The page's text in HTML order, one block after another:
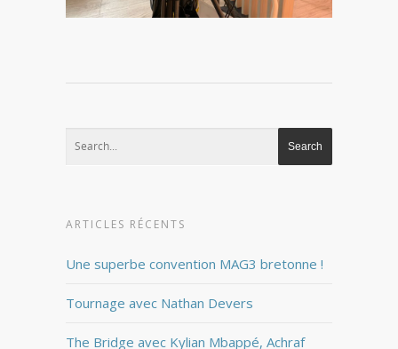
ARTICLES RÉCENTS
Une superbe convention MAG3 bretonne !
Tournage avec Nathan Devers
The Bridge avec Kylian Mbappé, Achraf